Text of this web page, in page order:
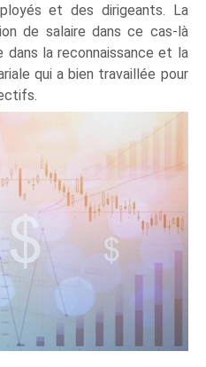
et des dirigeants. La
de salaire dans ce cas-là
dans la reconnaissance et la
qui a bien travaillée pour